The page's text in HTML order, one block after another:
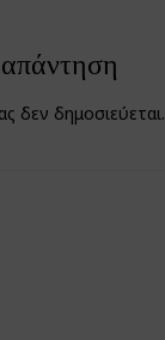
δεν δημοσιεύεται.